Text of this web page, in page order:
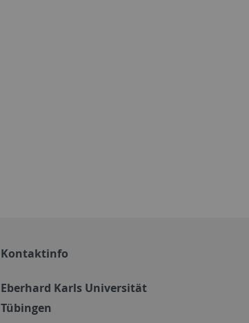
Kontaktinfo
Eberhard Karls Universität
Tübingen